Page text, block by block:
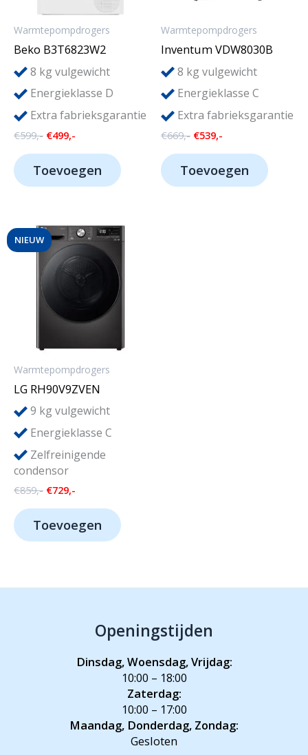
Warmtepompdrogers
Beko B3T6823W2
8 kg vulgewicht
Energieklasse D
Extra fabrieksgarantie
€599,- Oorspronkelijke
€599,-.
€499,-
€499,-.
Toevoegen
Warmtepompdrogers
Inventum VDW8030B
8 kg vulgewicht
Energieklasse C
Extra fabrieksgarantie
€669,- Oorspronkelijke
€669,-.
€539,-
€539,-.
Toevoegen
NIEUW
Warmtepompdrogers
LG RH90V9ZVEN
9 kg vulgewicht
Energieklasse C
Zelfreinigende
condensor
€859,- Oorspronkelijke
€859,-.
€729,-
€729,-.
Toevoegen
Openingstijden
Dinsdag, Woensdag, Vrijdag:
10:00 – 18:00
Zaterdag:
10:00 – 17:00
Maandag, Donderdag, Zondag:
Gesloten